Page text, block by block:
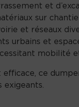
et
sur
et réseaux
urbains et
mobilité
efficace, ce
exigeants.